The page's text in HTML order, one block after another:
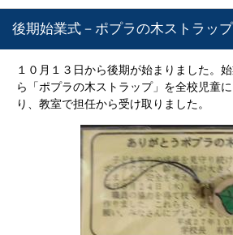
後期始業式－ポプラの木ストラップ
１０月１３日から後期が始まりました。
ら「ポプラの木ストラップ」を全校児童
り、教室で担任から受け取りました。